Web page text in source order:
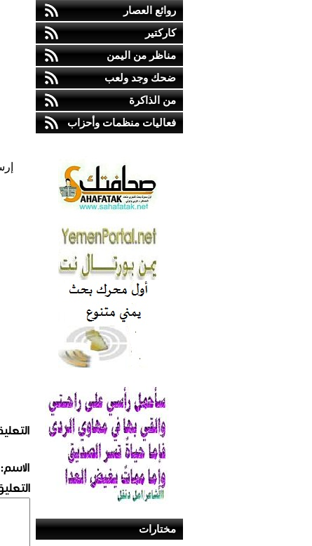
روائع العصار
كاركتير
مناظر من اليمن
ضحك وجد ولعب
من الذاكرة
فعاليات منظمات وأحزاب
مختارات